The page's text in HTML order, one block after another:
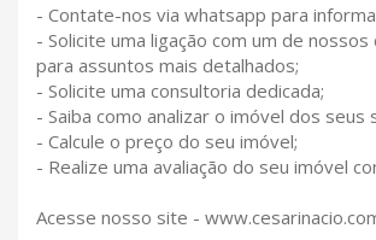
- Contate-nos via whatsapp para
- Solicite uma ligação com um de
para assuntos mais detalhados;
- Solicite uma consultoria dedicada;
- Saiba como analizar o imóvel dos seus
- Calcule o preço do seu imóvel;
- Realize uma avaliação do seu imóvel
Acesse nosso site -